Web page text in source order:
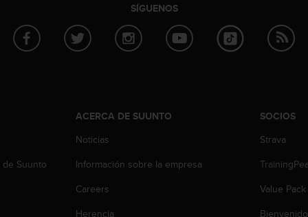
SÍGUENOS
Suunto
ACERCA DE SUUNTO
Noticias
Información sobre la empresa
Careers
Herencia
SOCIOS
Strava
Value Pack